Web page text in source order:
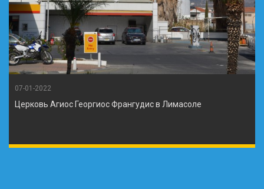
07-01-2022
Церковь Агиос Георгиос Франгудис в Лимасоле